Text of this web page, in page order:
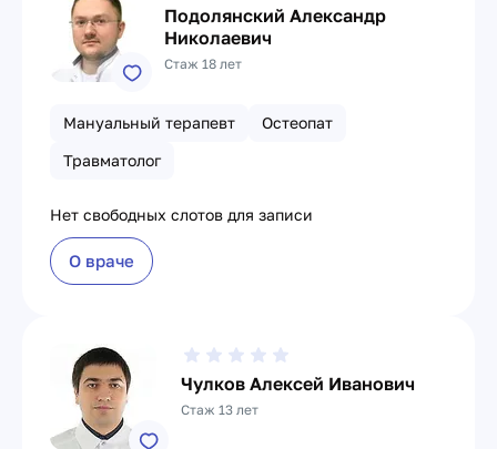
Подолянский Александр
Николаевич
Стаж 18 лет
Мануальный терапевт
Остеопат
Травматолог
Нет свободных слотов для записи
О враче
Чулков Алексей Иванович
Стаж 13 лет